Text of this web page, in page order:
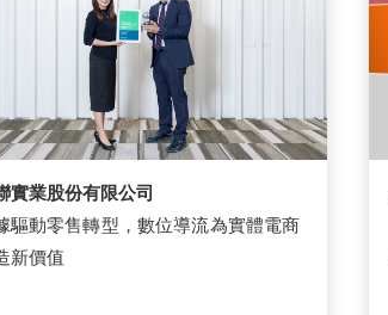
實業股份有限公司
驅動零售轉型，數位導流為實體電商
新價值